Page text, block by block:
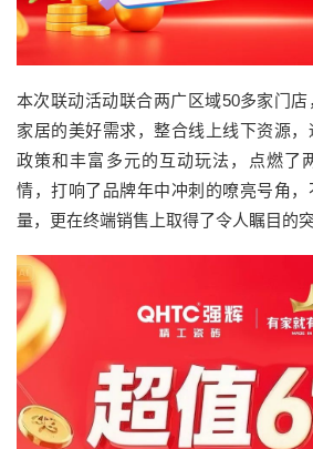
本次联动活动联合两广区域50多家门
家居的美好需求，整合线上线下资源
政策和丰富多元的互动玩法，点燃了
情，打响了品牌年中冲刺的嘹亮号角
量，更在终端销售上取得了令人瞩目的突